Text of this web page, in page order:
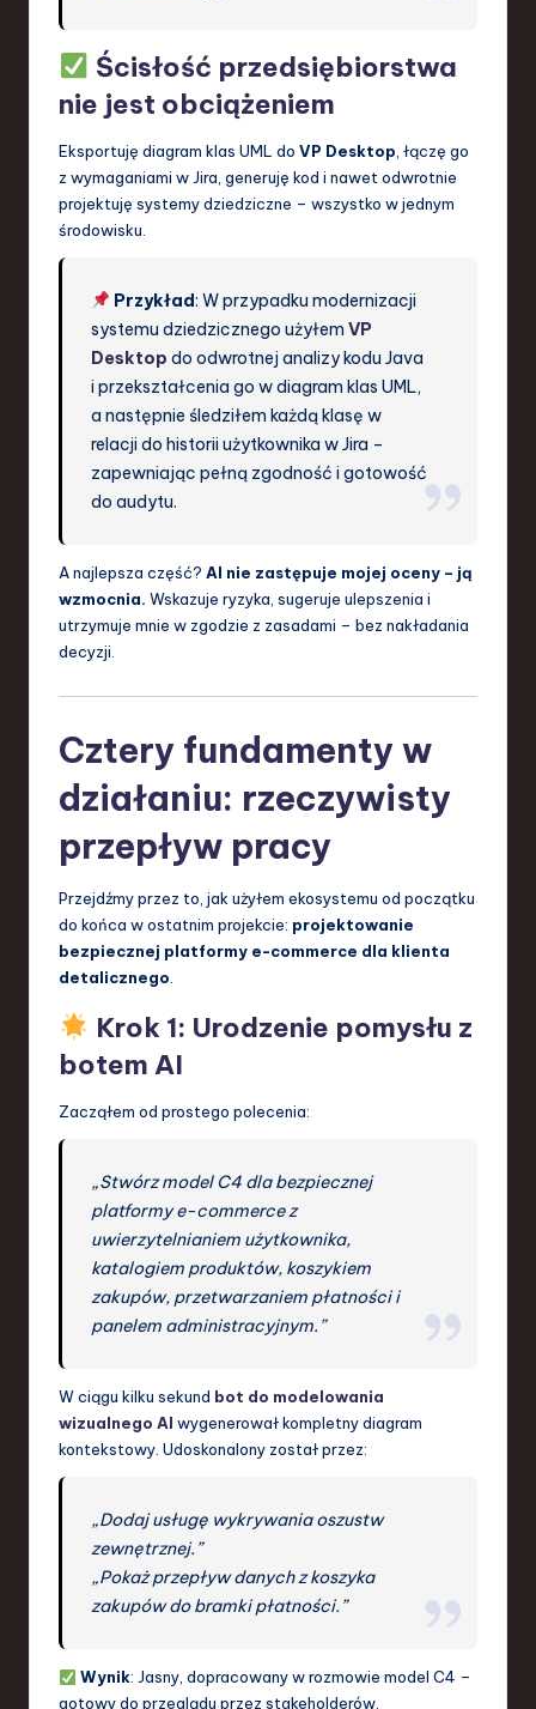
Ścisłość przedsiębiorstwa
nie jest obciążeniem
Eksportuję diagram klas UML do VP Desktop , łączę go
z wymaganiami w Jira, generuję kod i nawet odwrotnie
projektuję systemy dziedziczne – wszystko w jednym
środowisku.
Przykład: W przypadku modernizacji
systemu dziedzicznego użyłemVP
Desktop do odwrotnej analizy kodu Java
i przekształcenia go w diagram klas UML,
a następnie śledziłem każdą klasę w
relacji do historii użytkownika w Jira –
zapewniając pełną zgodność i gotowość
do audytu.
A najlepsza część? AI nie zastępuje mojej oceny – ją
wzmocnia. Wskazuje ryzyka, sugeruje ulepszenia i
utrzymuje mnie w zgodzie z zasadami – bez nakładania
decyzji.
Cztery fundamenty w
działaniu: rzeczywisty
przepływ pracy
Przejdźmy przez to, jak użyłem ekosystemu od początku
do końca w ostatnim projekcie: projektowanie
bezpiecznej platformy e-commerce dla klienta
detalicznego.
Krok 1: Urodzenie pomysłu z
botem AI
Zacząłem od prostego polecenia:
„Stwórz model C4 dla bezpiecznej
platformy e-commerce z
uwierzytelnianiem użytkownika,
katalogiem produktów, koszykiem
zakupów, przetwarzaniem płatności i
panelem administracyjnym.”
W ciągu kilku sekund bot do modelowania
wizualnego AI wygenerował kompletny diagram
kontekstowy. Udoskonalony został przez:
„Dodaj usługę wykrywania oszustw
zewnętrznej.”
„Pokaż przepływ danych z koszyka
zakupów do bramki płatności.”
Wynik: Jasny, dopracowany w rozmowie model C4 –
gotowy do przeglądu przez stakeholderów.